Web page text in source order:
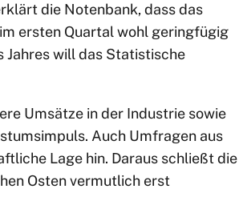
die Notenbank, dass das
ersten Quartal wohl geringfügig
Jahres will das Statistische
Umsätze in der Industrie sowie
Auch Umfragen aus
Lage hin. Daraus schließt die
Osten vermutlich erst